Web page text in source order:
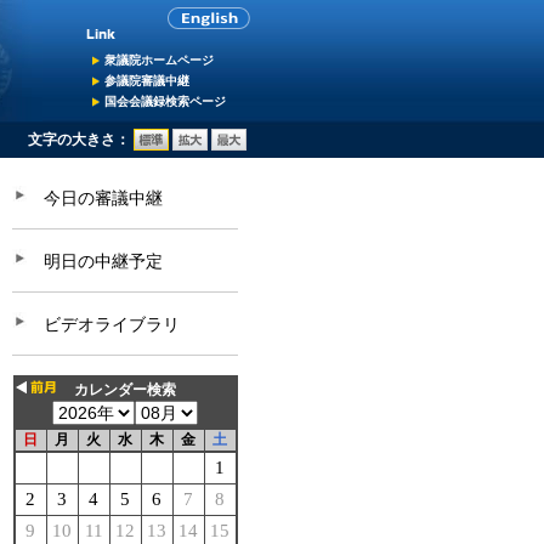
衆議院ホームページ
参議院審議中継
国会会議録検索ページ
文字の大きさ：
今日の審議中継
明日の中継予定
ビデオライブラリ
カレンダー検索
日 月 火 水 木 金 土
1
2
3 4 5 6 7
8
9
10 11 12 13 14
15